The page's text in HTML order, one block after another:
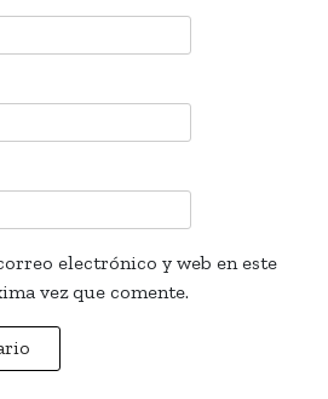
electrónico y web en este
vez que comente.